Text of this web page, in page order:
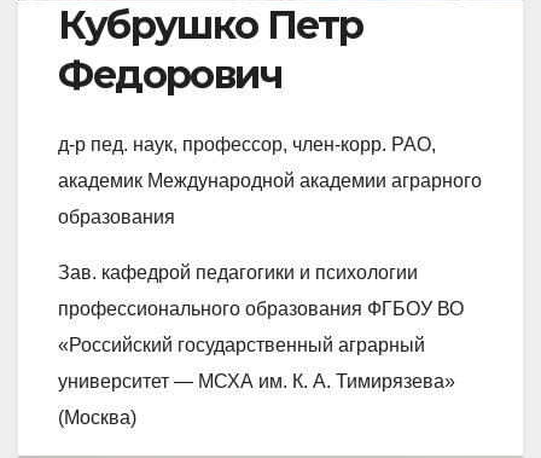
Кубрушко Петр
Федорович
д-р пед. наук, профессор, член-корр. РАО,
академик Международной академии аграрного
образования
Зав. кафедрой педагогики и психологии
профессионального образования ФГБОУ ВО
«Российский государственный аграрный
университет — МСХА им. К. А. Тимирязева»
(Москва)